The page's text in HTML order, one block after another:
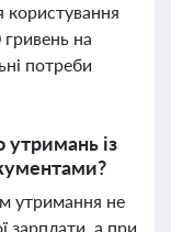
на
потреби
із
утримання не
зарплати, а при